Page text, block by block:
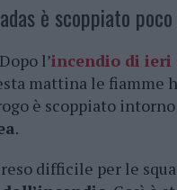
è scoppiato
l’incendio di ieri
mattina le fiamme
è scoppiato
.
difficile per le